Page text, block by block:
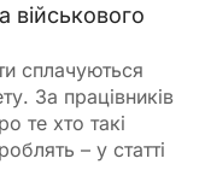
сплачуються
За працівників
те хто такі
– у статті